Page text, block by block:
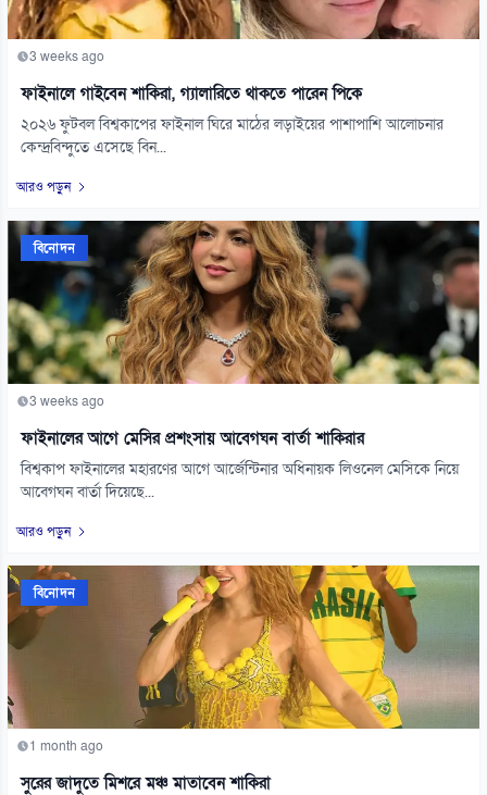
3 weeks ago
ফাইনালে গাইবেন শাকিরা, গ্যালারিতে থাকতে পারেন পিকে
২০২৬ ফুটবল বিশ্বকাপের ফাইনাল ঘিরে মাঠের লড়াইয়ের পাশাপাশি আলোচনার
কেন্দ্রবিন্দুতে এসেছে বিন...
আরও পড়ুন
বিনোদন
3 weeks ago
ফাইনালের আগে মেসির প্রশংসায় আবেগঘন বার্তা শাকিরার
বিশ্বকাপ ফাইনালের মহারণের আগে আর্জেন্টিনার অধিনায়ক লিওনেল মেসিকে নিয়ে
আবেগঘন বার্তা দিয়েছে...
আরও পড়ুন
বিনোদন
1 month ago
সুরের জাদুতে মিশরে মঞ্চ মাতাবেন শাকিরা